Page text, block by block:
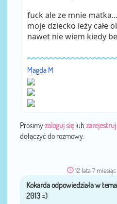
fuck ale ze mnie
moje dziecko leży całe
nawet nie wiem kiedy
Magda M
Prosimyzaloguj sięlub
dołączyć do rozmowy.
12 lata 7
przez